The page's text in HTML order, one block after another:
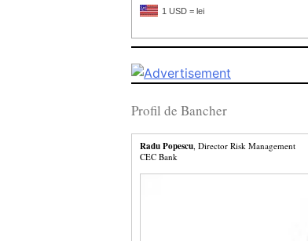
1 USD = lei
Profil de Bancher
Radu Popescu , Director Risk Management
CEC Bank